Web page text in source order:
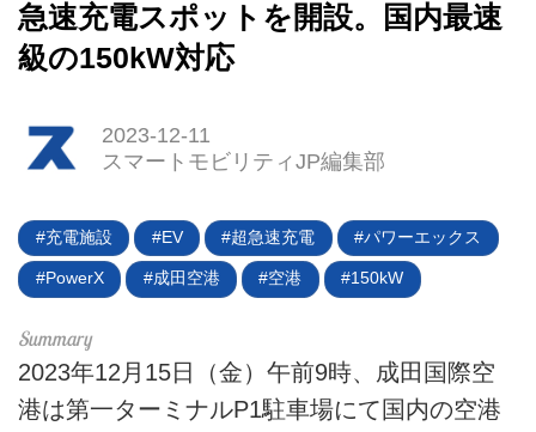
HOME
EV
電動キックボード
ライフスタイル
テクノロジー
このメディアについて
急速充電スポットを開設。国内最速
級の150kW対応
2023-12-11
スマートモビリティJP編集部
充電施設 EV 超急速充電 パワーエックス
PowerX 成田空港 空港 150kW
2023年12月15日（金）午前9時、成田国際空
港は第一ターミナルP1駐車場にて国内の空港